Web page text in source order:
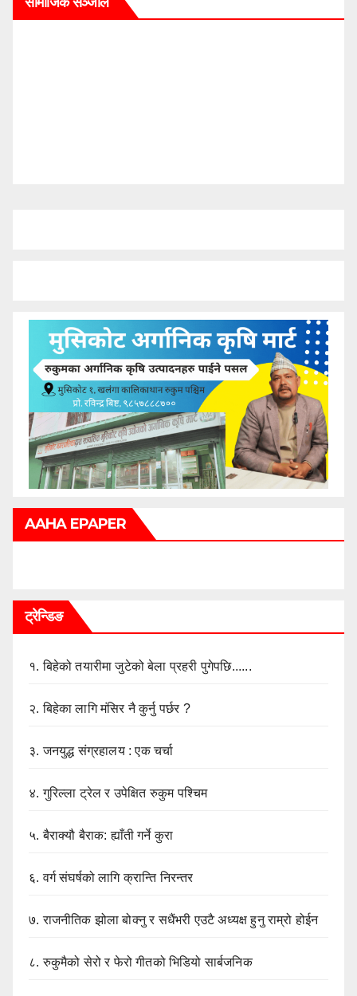
AAHA EPAPER
ट्रेन्डिङ
१.बिहेको तयारीमा जुटेको बेला प्रहरी पुगेपछि......
२.बिहेका लागि मंसिर नै कुर्नु पर्छर ?
३.जनयुद्ध संग्रहालय : एक चर्चा
४.गुरिल्ला ट्रेल र उपेक्षित रुकुम पश्चिम
५.बैराक्यौ बैराक: ह्याँती गर्ने कुरा
६.वर्ग संघर्षको लागि क्रान्ति निरन्तर
७.राजनीतिक झोला बोक्नु र सधैंभरी एउटै अध्यक्ष हुनु राम्रो होईन
८.रुकुमैको सेरो र फेरो गीतको भिडियो सार्बजनिक